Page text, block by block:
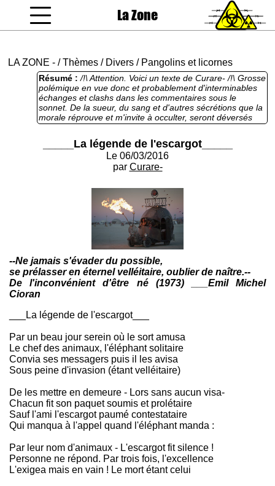
La Zone
LA ZONE - /Thèmes / Divers / Pangolins et licornes
Résumé :/!\ Attention. Voici un texte de Curare- /!\ Grosse
polémique en vue donc et probablement d'interminables
échanges et clashs dans les commentaires sous le
sonnet. De la sueur, du sang et d'autres sécrétions que la
morale réprouve et m'invite à occulter, seront déversés
sur le ring. Et il y a matière, l'auteur annonce la couleur :
"Ce texte n'a eu aucun succès sur un forum de poème - je
poème pour ne pas le citer- C'est nul à chier - si c'est bon
pour la Zone - " Poum, DNC, la Zone serait la déchèterie
de JePoème. Puis elle enquille. D'entrée de jeu, une
sensibles s'abstenir. Dépressifs, éloignez-vous des armes
létales à votre portée. Rappelons que l’œuvre de Cioran,
ironique et apocalyptique, est marquée du sceau du
pessimisme, du scepticisme et de la désillusion. Curare-
réaffirme donc sa profonde émogothitude assumée et
s'adonne à l'écorecyclage en ces lieux. De manière
incompréhensible après cette mise en matière, Curare-
nous narre une fable triangulable quelque part entre
Esope, De La Fontaine et Henri Dès. Et là c'est le choc : le
texte malgré tous les indices semés par l'auteur et les
effets d'annonce est de bonne facture. J'ai retrouvé mon
âme d'enfant, ce petit gars au fond de la classe qui
obsessionnels compulsifs entrainant un usage aléatoire
s'est estompé. La fable est cohérente, elle comporte
même une morale et on rêverait que Bernard Minet la
mette en musique et l'interprète en générique avant les
allocutions télévisées présidentielles. On finit par
apprendre que le sonnet fait partie d'un recueil sobrement
pourquoi Curare- n'adresse pas ses cartes postales par
colis piégé recommandé avec accusé de réception et
préfère plutôt lancer des bouteilles à la mer sur JePoème
ou La Zone. J'en ai fini, vous pouvez vous écharper.
Round one. Fight !
_____La légende de l'escargot_____
Le 06/03/2016
par Curare-
--Ne jamais s'évader du possible,
se prélasser en éternel velléitaire, oublier de naître.--
De l'inconvénient d'être né (1973) ___Emil Michel
Cioran
___La légende de l'escargot___
Par un beau jour serein où le sort amusa
Le chef des animaux, l'éléphant solitaire
Convia ses messagers puis il les avisa
Sous peine d'invasion (étant velléitaire)
De les mettre en demeure - Lors sans aucun visa-
Chacun fit son paquet soumis et prolétaire
Sauf l'ami l'escargot paumé contestataire
Qui manqua à l'appel quand l'éléphant manda :
Par leur nom d'animaux - L'escargot fit silence !
Personne ne répond. Par trois fois, l'excellence
L'exigea mais en vain ! Le mort étant celui